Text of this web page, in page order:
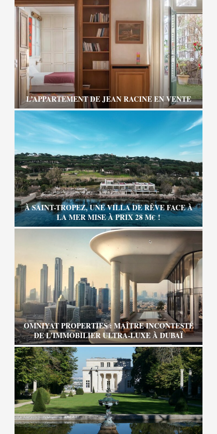
L’APPARTEMENT DE JEAN RACINE EN VENTE
À SAINT-TROPEZ, UNE VILLA DE RÊVE FACE À
LA MER MISE À PRIX 28 M€ !
OMNIYAT PROPERTIES : MAÎTRE INCONTESTÉ
DE L’IMMOBILIER ULTRA-LUXE À DUBAÏ